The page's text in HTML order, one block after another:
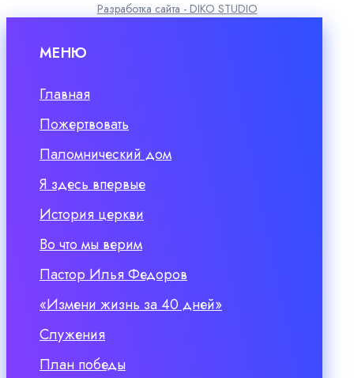
Разработка сайта - DIKO STUDIO
МЕНЮ
Главная
Пожертвовать
Паломнический дом
Я здесь впервые
История церкви
Во что мы верим
Пастор Илья Федоров
«Измени жизнь за 40 дней»
Служения
План победы